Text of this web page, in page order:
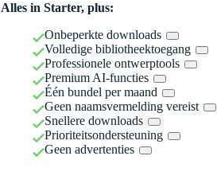
Alles in Starter, plus:
Onbeperkte downloads
Volledige bibliotheektoegang
Professionele ontwerptools
Premium AI-functies
Één bundel per maand
Geen naamsvermelding vereist
Snellere downloads
Prioriteitsondersteuning
Geen advertenties